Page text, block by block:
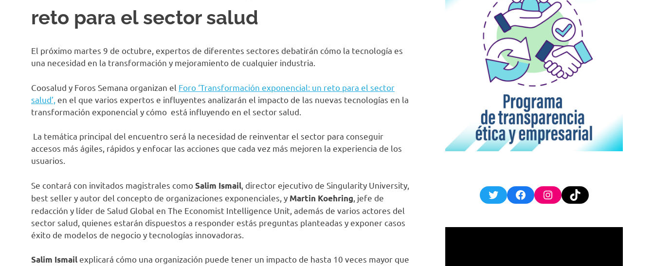
reto para el sector salud
El próximo martes 9 de octubre, expertos de diferentes sectores debatirán cómo la tecnología es
una necesidad en la transformación y mejoramiento de cualquier industria.
Coosalud y Foros Semana organizan el Foro ‘Transformación exponencial: un reto para el sector
salud’, en el que varios expertos e influyentes analizarán el impacto de las nuevas tecnologías en la
transformación exponencial y cómo está influyendo en el sector salud.
La temática principal del encuentro será la necesidad de reinventar el sector para conseguir
accesos más ágiles, rápidos y enfocar las acciones que cada vez más mejoren la experiencia de los
usuarios.
Se contará con invitados magistrales comoSalim Ismail , director ejecutivo de Singularity University,
best seller y autor del concepto de organizaciones exponenciales, y Martin Koehring , jefe de
redacción y líder de Salud Global en The Economist Intelligence Unit, además de varios actores del
sector salud, quienes estarán dispuestos a responder estás preguntas planteadas y exponer casos
éxito de modelos de negocio y tecnologías innovadoras.
Salim Ismail explicará cómo una organización puede tener un impacto de hasta 10 veces mayor que
TwitterFacebookInstagram
TikTok